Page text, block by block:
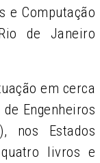
e Computação
de Janeiro
em cerca
Engenheiros
nos Estados
livros e